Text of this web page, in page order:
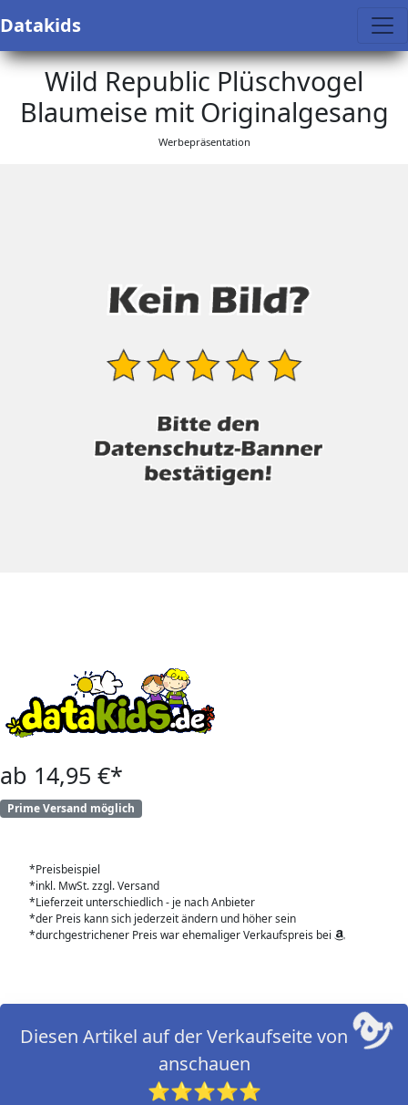
Datakids
Wild Republic Plüschvogel
Blaumeise mit Originalgesang
Werbepräsentation
ab 14,95 €*
Prime Versand möglich
*Preisbeispiel
*inkl. MwSt. zzgl. Versand
*Lieferzeit unterschiedlich - je nach Anbieter
*der Preis kann sich jederzeit ändern und höher sein
*durchgestrichener Preis war ehemaliger Verkaufspreis bei
Diesen Artikel auf der Verkaufseite von
anschauen
⭐⭐⭐⭐⭐